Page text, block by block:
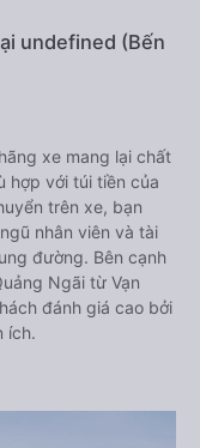
undefined (Bến
xe mang lại chất
hợp với túi tiền của
trên xe, bạn
nhân viên và tài
đường. Bên cạnh
Ngãi từ Vạn
đánh giá cao bởi
ích.